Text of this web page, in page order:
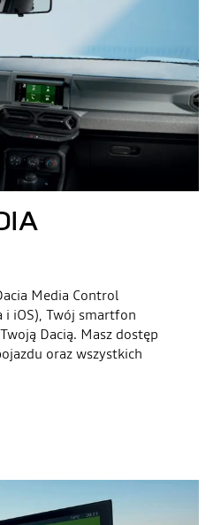
Media Control
i iOS), Twój smartfon
Dacią. Masz dostęp
oraz wszystkich